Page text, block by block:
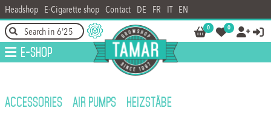
Headshop E-Cigarette shop Contact DE FR IT EN
0 0  
E-Shop
ACCESSORIES AIR PUMPS
HEIZSTÄBE